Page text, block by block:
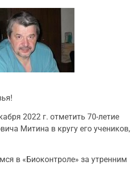
2022 г. отметить 70-летие
Митина в кругу его учеников,
в «Биоконтроле» за утренним